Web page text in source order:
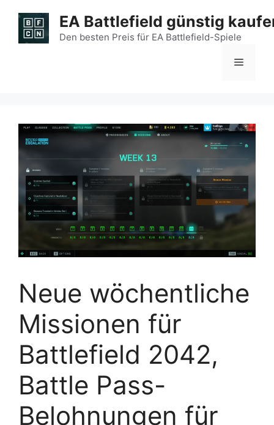
Inhalt
springen
EA Battlefield günstig
Den besten Preis für EA Battlefield-Spiele
Menü
Neue wöchentliche
Missionen für
Battlefield 2042,
Battle Pass-
Belohnungen für